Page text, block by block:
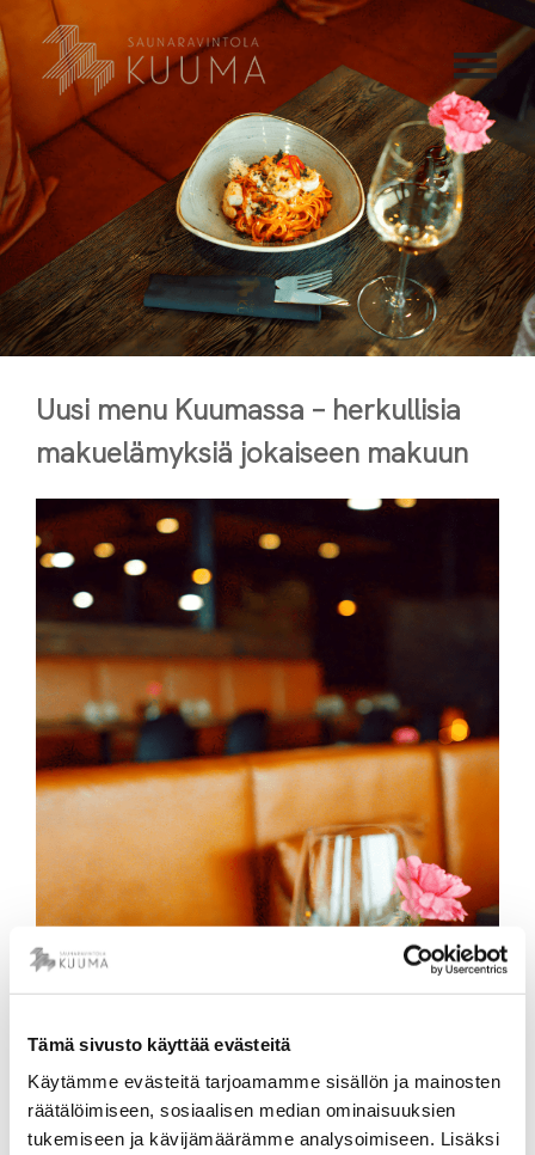
Tämä sivusto käyttää evästeitä
Käytämme evästeitä tarjoamamme sisällön ja mainosten
räätälöimiseen, sosiaalisen median ominaisuuksien
tukemiseen ja kävijämäärämme analysoimiseen. Lisäksi
to
content
Alkuvuoden
uusittu
Carte
menu
Uusi menu Kuumassa – herkullisia
makuelämyksiä jokaiseen makuun